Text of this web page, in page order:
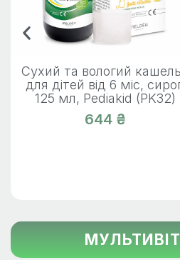
Сухий та вологий
для дітей від 6 міс,
125 мл, Pediakid (PK32)
644 ₴